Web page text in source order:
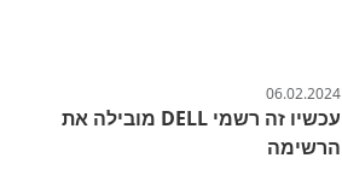
06.02.2024
עכשיו זה רשמי DELL מובילה את
הרשימה